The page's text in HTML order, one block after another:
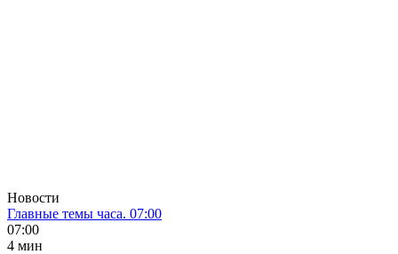
Новости
Главные темы часа. 07:00
07:00
4 мин